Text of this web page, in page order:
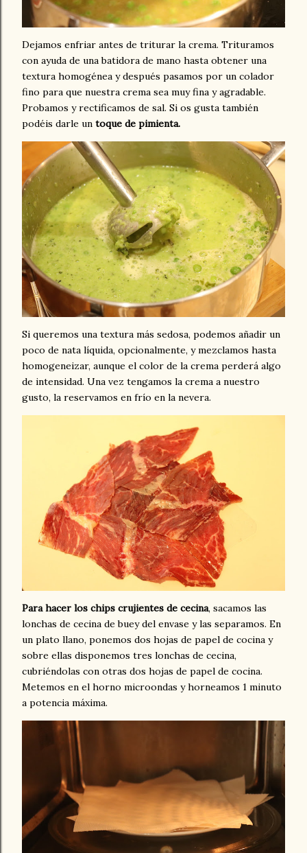
Dejamos enfriar antes de triturar la crema. Trituramos
con ayuda de una batidora de mano hasta obtener una
textura homogénea y después pasamos por un colador
fino para que nuestra crema sea muy fina y agradable.
Probamos y rectificamos de sal. Si os gusta también
podéis darle un toque de pimienta.
Si queremos una textura más sedosa, podemos añadir un
poco de nata líquida, opcionalmente, y mezclamos hasta
homogeneizar, aunque el color de la crema perderá algo
de intensidad. Una vez tengamos la crema a nuestro
gusto, la reservamos en frío en la nevera.
Para hacer los chips crujientes de cecina, sacamos las
lonchas de cecina de buey del envase y las separamos. En
un plato llano, ponemos dos hojas de papel de cocina y
sobre ellas disponemos tres lonchas de cecina,
cubriéndolas con otras dos hojas de papel de cocina.
Metemos en el horno microondas y horneamos 1 minuto
a potencia máxima.